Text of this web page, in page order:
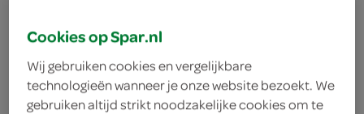
Cookies op Spar.nl
Wij gebruiken cookies en vergelijkbare
technologieën wanneer je onze website bezoekt. We
gebruiken altijd strikt noodzakelijke cookies om te